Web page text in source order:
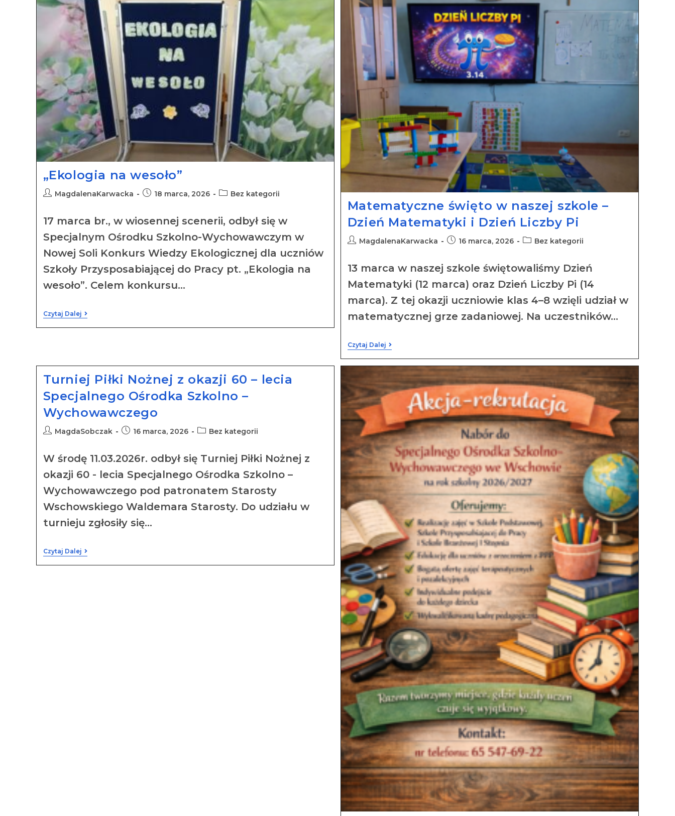
„Ekologia na wesoło”
MagdalenaKarwacka 18 marca, 2026 Bez kategorii
17 marca br., w wiosennej scenerii, odbył się w
Specjalnym Ośrodku Szkolno-Wychowawczym w
Nowej Soli Konkurs Wiedzy Ekologicznej dla uczniów
Szkoły Przysposabiającej do Pracy pt. „Ekologia na
wesoło”. Celem konkursu…
Czytaj Dalej
Matematyczne święto w naszej szkole –
Dzień Matematyki i Dzień Liczby Pi
MagdalenaKarwacka 16 marca, 2026 Bez kategorii
13 marca w naszej szkole świętowaliśmy Dzień
Matematyki (12 marca) oraz Dzień Liczby Pi (14
marca). Z tej okazji uczniowie klas 4–8 wzięli udział w
matematycznej grze zadaniowej. Na uczestników…
Czytaj Dalej
Turniej Piłki Nożnej z okazji 60 – lecia
Specjalnego Ośrodka Szkolno –
Wychowawczego
MagdaSobczak 16 marca, 2026 Bez kategorii
W środę 11.03.2026r. odbył się Turniej Piłki Nożnej z
okazji 60 - lecia Specjalnego Ośrodka Szkolno –
Wychowawczego pod patronatem Starosty
Wschowskiego Waldemara Starosty. Do udziału w
turnieju zgłosiły się…
Czytaj Dalej